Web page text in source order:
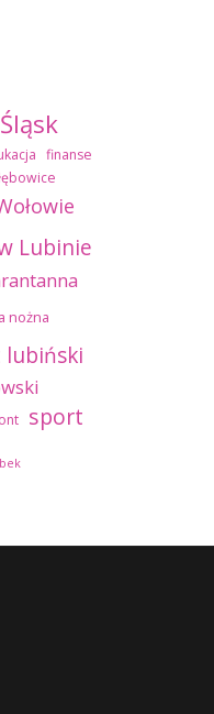
finanse
Lubinie
nożna
sport